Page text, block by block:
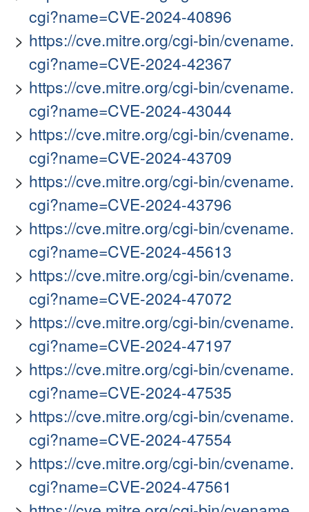
cgi?name=CVE-2024-40896
https://cve.mitre.org/cgi-bin/cvename.
cgi?name=CVE-2024-42367
https://cve.mitre.org/cgi-bin/cvename.
cgi?name=CVE-2024-43044
https://cve.mitre.org/cgi-bin/cvename.
cgi?name=CVE-2024-43709
https://cve.mitre.org/cgi-bin/cvename.
cgi?name=CVE-2024-43796
https://cve.mitre.org/cgi-bin/cvename.
cgi?name=CVE-2024-45613
https://cve.mitre.org/cgi-bin/cvename.
cgi?name=CVE-2024-47072
https://cve.mitre.org/cgi-bin/cvename.
cgi?name=CVE-2024-47197
https://cve.mitre.org/cgi-bin/cvename.
cgi?name=CVE-2024-47535
https://cve.mitre.org/cgi-bin/cvename.
cgi?name=CVE-2024-47554
https://cve.mitre.org/cgi-bin/cvename.
cgi?name=CVE-2024-47561